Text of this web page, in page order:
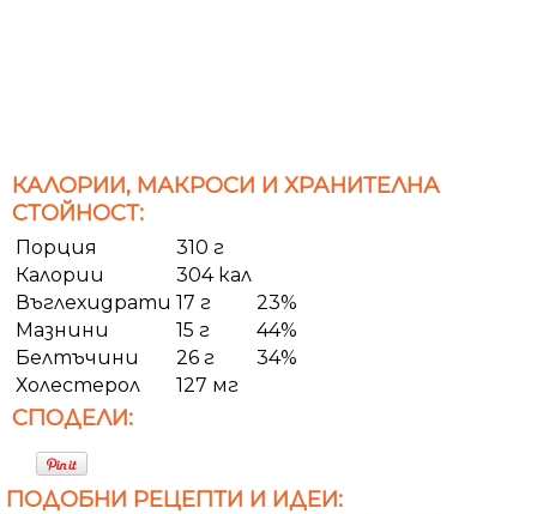
КАЛОРИИ, МАКРОСИ И ХРАНИТЕЛНА
СТОЙНОСТ:
Порция
310 г
Калории
304 кал
Въглехидрати 17 г
23%
Мазнини
15 г
44%
Белтъчини
26 г
34%
Холестерол
127 мг
СПОДЕЛИ:
ПОДОБНИ РЕЦЕПТИ И ИДЕИ: